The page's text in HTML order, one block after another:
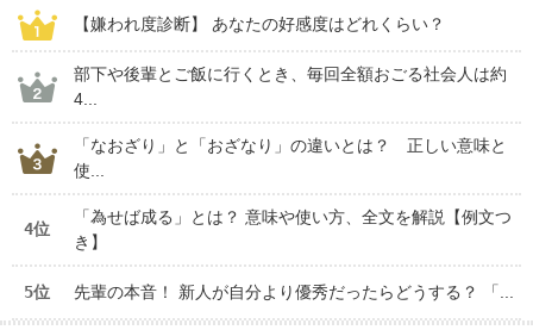
【嫌われ度診断】 あなたの好感度はどれくらい？
部下や後輩とご飯に行くとき、毎回全額おごる社会人は約
4...
「なおざり」と「おざなり」の違いとは？ 正しい意味と
使...
4位
「為せば成る」とは？ 意味や使い方、全文を解説【例文つ
き】
5位 先輩の本音！ 新人が自分より優秀だったらどうする？ 「...